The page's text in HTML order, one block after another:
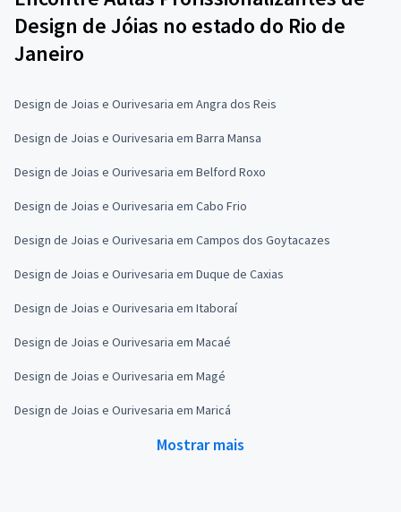
Design de Jóias no estado do Rio de
Janeiro
Design de Joias e Ourivesaria em Angra dos Reis
Design de Joias e Ourivesaria em Barra Mansa
Design de Joias e Ourivesaria em Belford Roxo
Design de Joias e Ourivesaria em Cabo Frio
Design de Joias e Ourivesaria em Campos dos Goytacazes
Design de Joias e Ourivesaria em Duque de Caxias
Design de Joias e Ourivesaria em Itaboraí
Design de Joias e Ourivesaria em Macaé
Design de Joias e Ourivesaria em Magé
Design de Joias e Ourivesaria em Maricá
Mostrar mais